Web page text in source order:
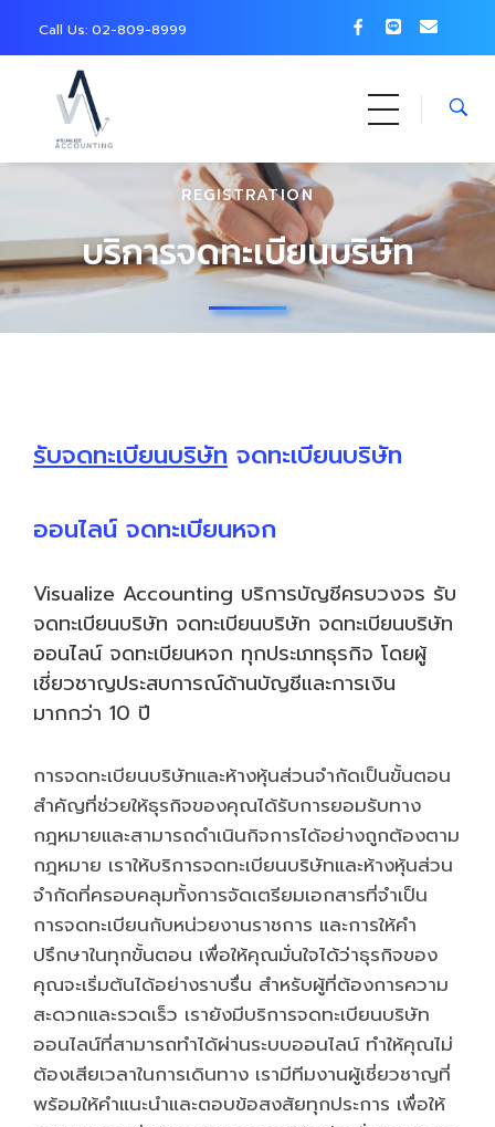
Call Us: 02-809-8999
REGISTRATION
บริการจดทะเบียนบริษัท
รับจดทะเบียนบริษัท จดทะเบียนบริษัท
ออนไลน์ จดทะเบียนหจก
Visualize Accounting บริการบัญชีครบวงจร รับ
จดทะเบียนบริษัท จดทะเบียนบริษัท จดทะเบียนบริษัท
ออนไลน์ จดทะเบียนหจก ทุกประเภทธุรกิจ โดยผู้
เชี่ยวชาญประสบการณ์ด้านบัญชีและการเงิน
มากกว่า 10 ปี
การจดทะเบียนบริษัทและห้างหุ้นส่วนจำกัดเป็นขั้นตอน
สำคัญที่ช่วยให้ธุรกิจของคุณได้รับการยอมรับทาง
กฎหมายและสามารถดำเนินกิจการได้อย่างถูกต้องตาม
กฎหมาย เราให้บริการจดทะเบียนบริษัทและห้างหุ้นส่วน
จำกัดที่ครอบคลุมทั้งการจัดเตรียมเอกสารที่จำเป็น
การจดทะเบียนกับหน่วยงานราชการ และการให้คำ
ปรึกษาในทุกขั้นตอน เพื่อให้คุณมั่นใจได้ว่าธุรกิจของ
คุณจะเริ่มต้นได้อย่างราบรื่น สำหรับผู้ที่ต้องการความ
สะดวกและรวดเร็ว เรายังมีบริการจดทะเบียนบริษัท
ออนไลน์ที่สามารถทำได้ผ่านระบบออนไลน์ ทำให้คุณไม่
ต้องเสียเวลาในการเดินทาง เรามีทีมงานผู้เชี่ยวชาญที่
พร้อมให้คำแนะนำและตอบข้อสงสัยทุกประการ เพื่อให้